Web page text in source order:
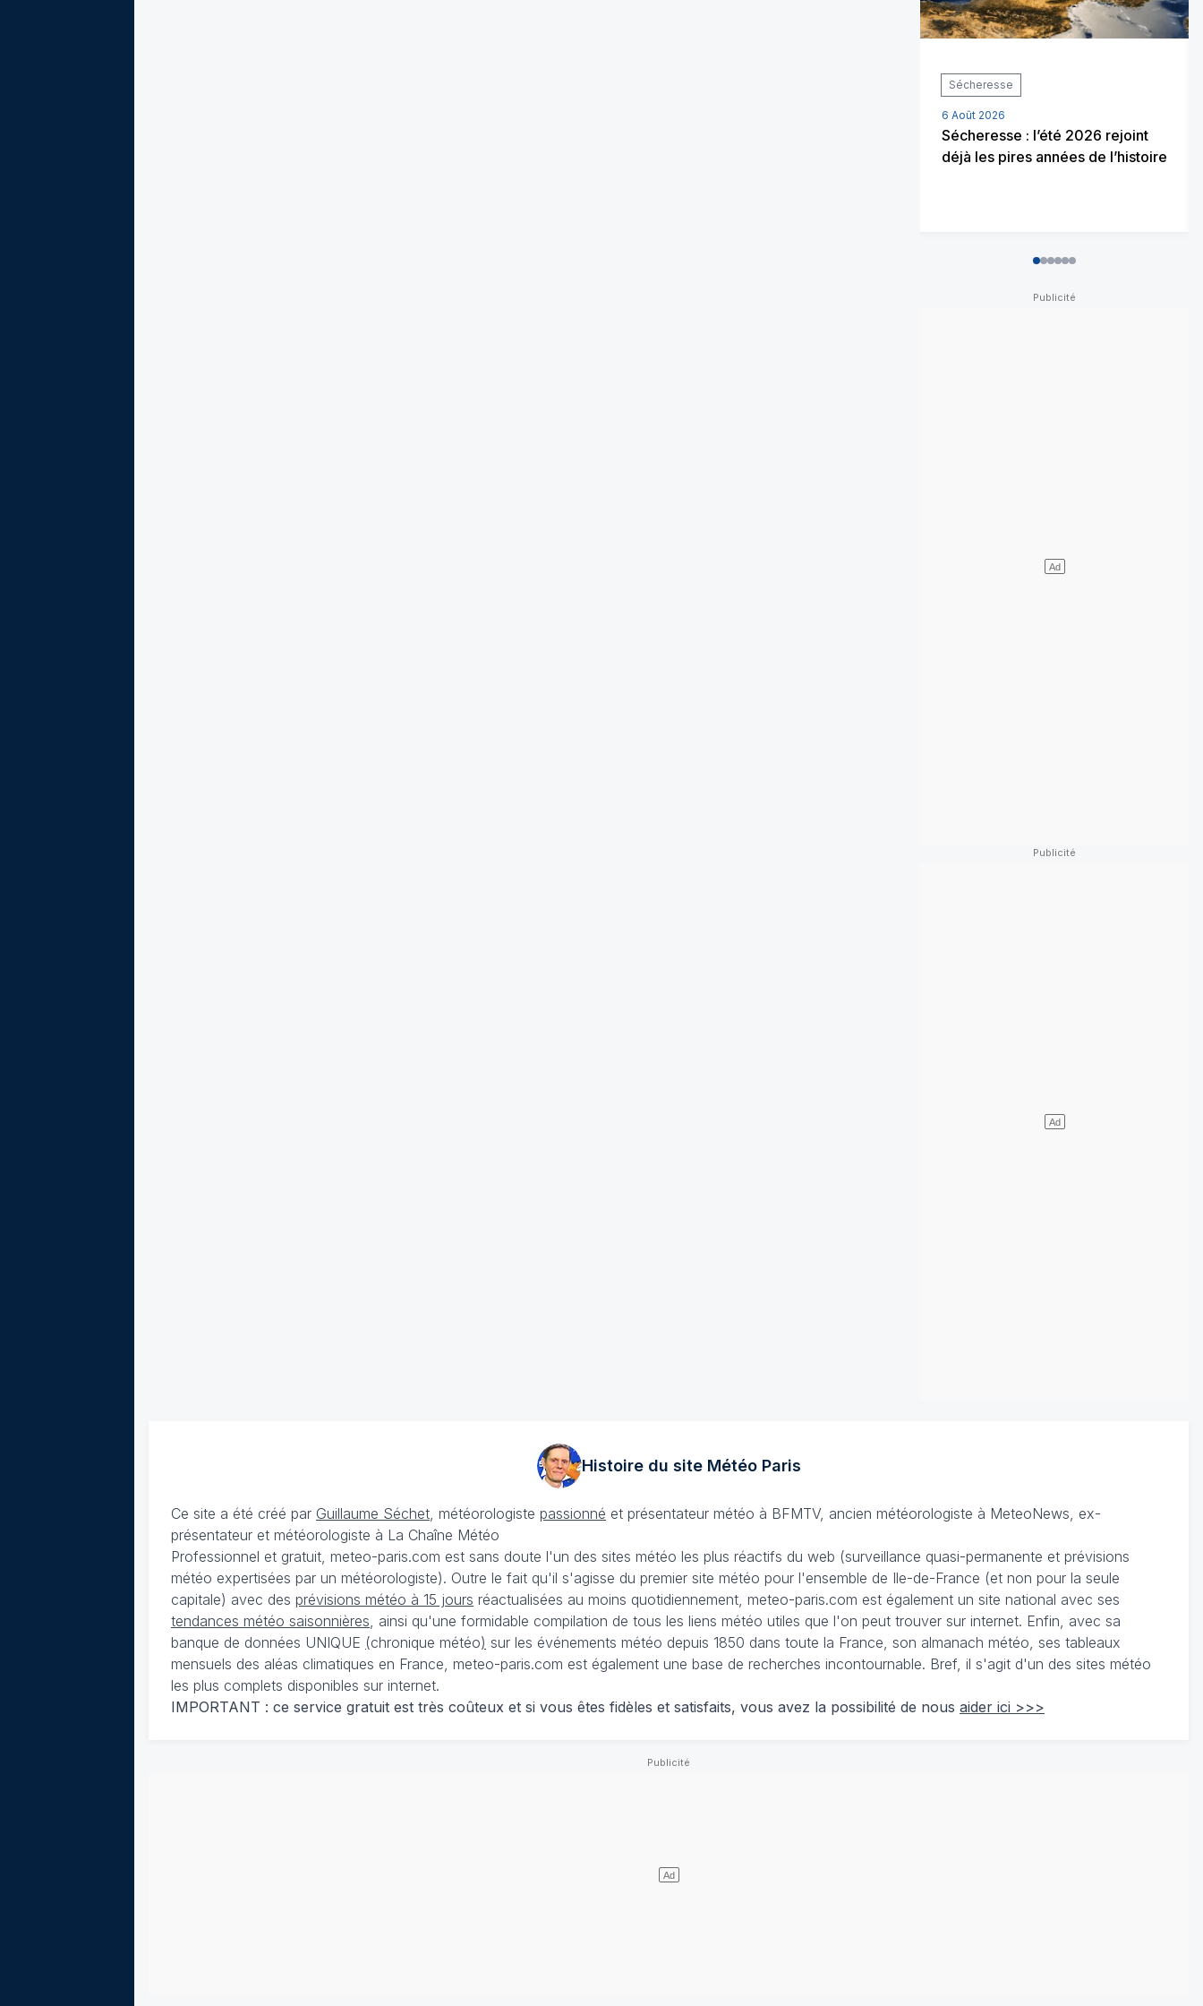
Sécheresse
6 Août 2026
Sécheresse : l’été 2026 rejoint
déjà les pires années de l’histoire
012345
Histoire du site MétéoParis
Ce site a été créé par Guillaume Séchet , météorologiste passionné et présentateur météo à BFMTV, ancien météorologiste à MeteoNews, ex-
présentateur et météorologiste à La Chaîne Météo
Professionnel et gratuit, meteo-paris.com est sans doute l'un des sites météo les plus réactifs du web (surveillance quasi-permanente et prévisions
météo expertisées par un météorologiste). Outre le fait qu'il s'agisse du premier site météo pour l'ensemble de Ile-de-France (et non pour la seule
capitale) avec des prévisions météo à 15 jours réactualisées au moins quotidiennement, meteo-paris.com est également un site national avec ses
tendances météo saisonnières , ainsi qu'une formidable compilation de tous les liens météo utiles que l'on peut trouver sur internet. Enfin, avec sa
banque de données UNIQUE (chronique météo) sur les événements météo depuis 1850 dans toute la France, son almanach météo, ses tableaux
mensuels des aléas climatiques en France, meteo-paris.com est également une base de recherches incontournable. Bref, il s'agit d'un des sites météo
les plus complets disponibles sur internet.
IMPORTANT : ce service gratuit est très coûteux et si vous êtes fidèles et satisfaits, vous avez la possibilité de nous aider ici >>>